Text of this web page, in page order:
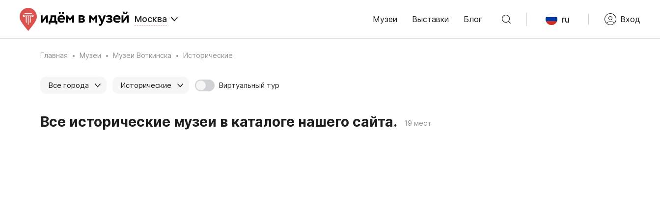
Москва Музеи Выставки Блог ru Вход
Главная Музеи Музеи Воткинска Исторические
Все города Исторические Виртуальный тур
Все исторические музеи в каталоге нашего сайта. 19 мест